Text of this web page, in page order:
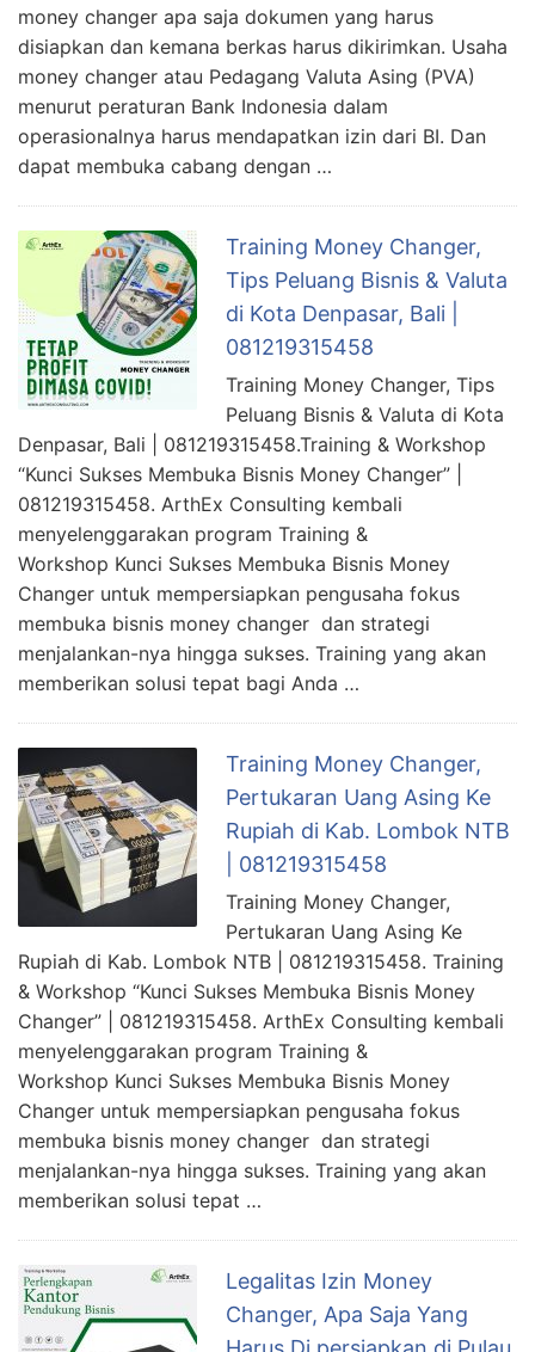
money changer apa saja dokumen yang harus
disiapkan dan kemana berkas harus dikirimkan. Usaha
money changer atau Pedagang Valuta Asing (PVA)
menurut peraturan Bank Indonesia dalam
operasionalnya harus mendapatkan izin dari BI. Dan
dapat membuka cabang dengan …
Training Money Changer,
Tips Peluang Bisnis & Valuta
di Kota Denpasar, Bali |
081219315458
Training Money Changer, Tips
Peluang Bisnis & Valuta di Kota
Denpasar, Bali | 081219315458.Training & Workshop
“Kunci Sukses Membuka Bisnis Money Changer” |
081219315458. ArthEx Consulting kembali
menyelenggarakan program Training &
Workshop Kunci Sukses Membuka Bisnis Money
Changer untuk mempersiapkan pengusaha fokus
membuka bisnis money changer dan strategi
menjalankan-nya hingga sukses. Training yang akan
memberikan solusi tepat bagi Anda …
Training Money Changer,
Pertukaran Uang Asing Ke
Rupiah di Kab. Lombok NTB
| 081219315458
Training Money Changer,
Pertukaran Uang Asing Ke
Rupiah di Kab. Lombok NTB | 081219315458. Training
& Workshop “Kunci Sukses Membuka Bisnis Money
Changer” | 081219315458. ArthEx Consulting kembali
menyelenggarakan program Training &
Workshop Kunci Sukses Membuka Bisnis Money
Changer untuk mempersiapkan pengusaha fokus
membuka bisnis money changer dan strategi
menjalankan-nya hingga sukses. Training yang akan
memberikan solusi tepat …
Legalitas Izin Money
Changer, Apa Saja Yang